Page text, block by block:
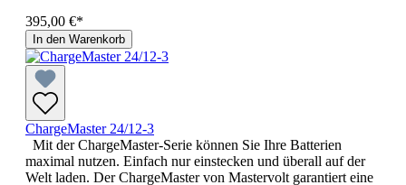
395,00 €*
In den Warenkorb
ChargeMaster 24/12-3
Mit der ChargeMaster-Serie können Sie Ihre Batterien
maximal nutzen. Einfach nur einstecken und überall auf der
Welt laden. Der ChargeMaster von Mastervolt garantiert eine